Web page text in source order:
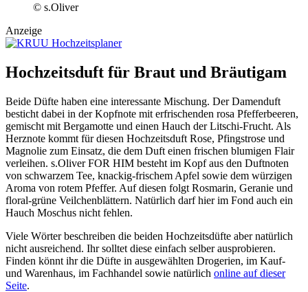
© s.Oliver
Anzeige
Hochzeitsduft für Braut und Bräutigam
Beide Düfte haben eine interessante Mischung. Der Damenduft
besticht dabei in der Kopfnote mit erfrischenden rosa Pfefferbeeren,
gemischt mit Bergamotte und einen Hauch der Litschi-Frucht. Als
Herznote kommt für diesen Hochzeitsduft Rose, Pfingstrose und
Magnolie zum Einsatz, die dem Duft einen frischen blumigen Flair
verleihen. s.Oliver FOR HIM besteht im Kopf aus den Duftnoten
von schwarzem Tee, knackig-frischem Apfel sowie dem würzigen
Aroma von rotem Pfeffer. Auf diesen folgt Rosmarin, Geranie und
floral-grüne Veilchenblättern. Natürlich darf hier im Fond auch ein
Hauch Moschus nicht fehlen.
Viele Wörter beschreiben die beiden Hochzeitsdüfte aber natürlich
nicht ausreichend. Ihr solltet diese einfach selber ausprobieren.
Finden könnt ihr die Düfte in ausgewählten Drogerien, im Kauf-
und Warenhaus, im Fachhandel sowie natürlich online auf dieser
Seite.